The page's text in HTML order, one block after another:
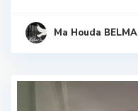
Ma Houda BELMA